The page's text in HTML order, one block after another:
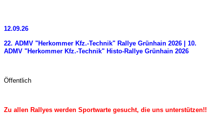
12.09.26
22. ADMV "Herkommer Kfz.-Technik" Rallye Grünhain 2026 | 10.
ADMV "Herkommer Kfz.-Technik" Histo-Rallye Grünhain 2026
Öffentlich
Zu allen Rallyes werden Sportwarte gesucht, die uns unterstützen!!